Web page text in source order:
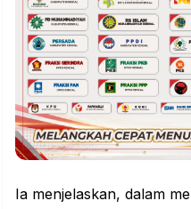
Ia menjelaskan, dalam